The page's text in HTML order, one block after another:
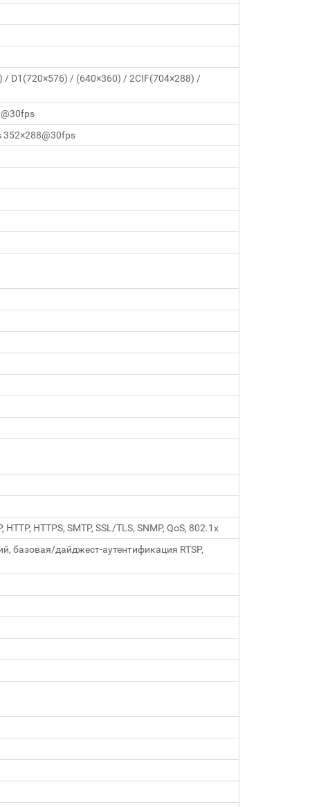
D1(720×576) / (640×360) / 2CIF(704×288) /
352×288@30fps
HTTP, HTTPS, SMTP, SSL/TLS, SNMP, QoS, 802.1x
базовая/дайджест-аутентификация RTSP,